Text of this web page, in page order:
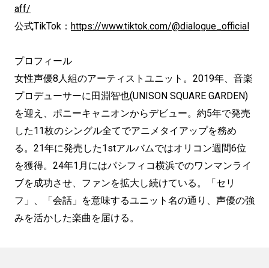
aff/
公式TikTok： https://www.tiktok.com/@dialogue_official
プロフィール
女性声優8人組のアーティストユニット。2019年、音楽
プロデューサーに田淵智也(UNISON SQUARE GARDEN)
を迎え、ポニーキャニオンからデビュー。約5年で発売
した11枚のシングル全てでアニメタイアップを務め
る。21年に発売した1stアルバムではオリコン週間6位
を獲得。24年1月にはパシフィコ横浜でのワンマンライ
ブを成功させ、ファンを拡大し続けている。「セリ
フ」、「会話」を意味するユニット名の通り、声優の強
みを活かした楽曲を届ける。